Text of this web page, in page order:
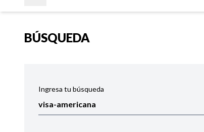
BÚSQUEDA
Ingresa tu búsqueda